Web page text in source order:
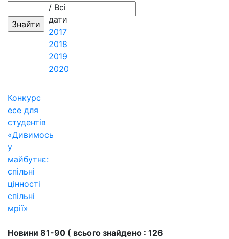
/ Всі
дати
2017
2018
2019
2020
Конкурс
есе для
студентів
«Дивимось
у
майбутнє:
спільні
цінності
спільні
мрії»
Новини 81-90 ( всього знайдено : 126